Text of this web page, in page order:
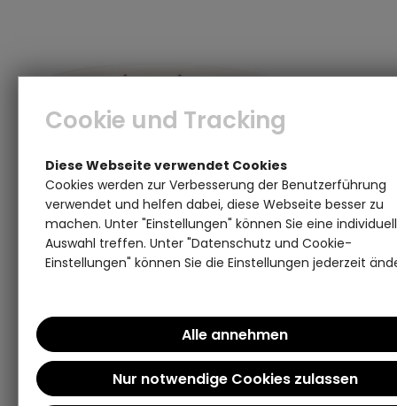
Cookie und Tracking
Diese Webseite verwendet Cookies
Cookies werden zur Verbesserung der Benutzerführung
verwendet und helfen dabei, diese Webseite besser zu
machen. Unter "Einstellungen" können Sie eine
Auswahl treffen. Unter "Datenschutz und Cookie-
Einstellungen" können Sie die Einstellungen jederzeit